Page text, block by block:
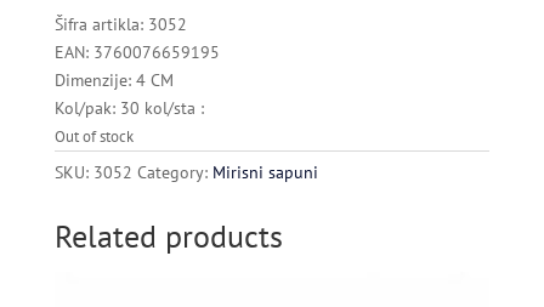
Šifra artikla: 3052
EAN: 3760076659195
Dimenzije: 4 CM
Kol/pak: 30 kol/sta :
Out of stock
SKU: 3052 Category: Mirisni sapuni
Related products